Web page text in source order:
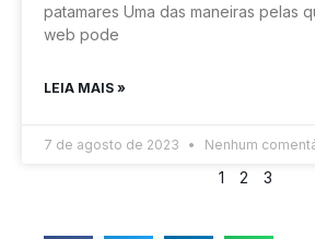
patamares Uma das maneiras pelas
web pode
LEIA MAIS »
7 de agosto de 2023 Nenhum
1 2 3